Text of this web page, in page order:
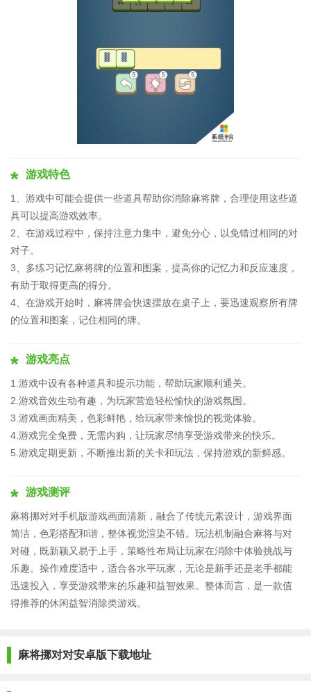
游戏特色
1、游戏中可能会提供一些道具帮助你消除麻将牌，合理使用这些道
具可以提高游戏效率。
2、在游戏过程中，保持注意力集中，避免分心，以免错过相同的对
对子。
3、多练习记忆麻将牌的位置和图案，提高你的记忆力和反应速度，
有助于取得更高的得分。
4、在游戏开始时，麻将牌会快速摆放在桌子上，要迅速观察所有牌
的位置和图案，记住相同的牌。
游戏亮点
1.游戏中设有各种道具和提示功能，帮助玩家顺利通关。
2.游戏音效生动有趣，为玩家营造轻松愉快的游戏氛围。
3.游戏画面精美，色彩鲜艳，给玩家带来愉悦的视觉体验。
4.游戏完全免费，无需内购，让玩家尽情享受游戏带来的快乐。
5.游戏定期更新，不断推出新的关卡和玩法，保持游戏的新鲜感。
游戏测评
麻将挪对对手机版游戏画面清新，融合了传统元素设计，游戏界面
简洁，色彩搭配和谐，整体视觉渲染不错。玩法机制融合麻将与对
对碰，既新颖又易于上手，策略性布局让玩家在消除中体验挑战与
乐趣。操作难度适中，适合各水平玩家，无论是新手还是老手都能
迅速投入，享受游戏带来的乐趣和益智效果。整体而言，是一款值
得推荐的休闲益智消除类游戏。
麻将挪对对安卓版下载地址